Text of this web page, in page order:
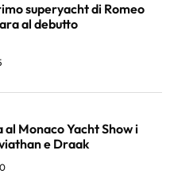
superyacht di Romeo
al debutto
Monaco Yacht Show i
e Draak